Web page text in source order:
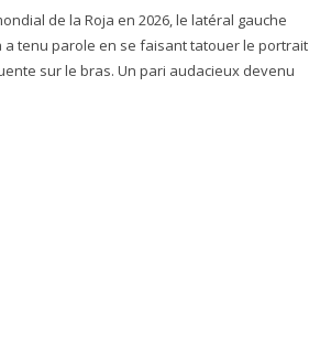
de la Roja en 2026, le latéral gauche
a tenu parole en se faisant tatouer le portrait
sur le bras. Un pari audacieux devenu